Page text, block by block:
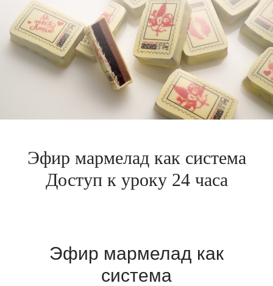
Эфир мармелад как система
Доступ к уроку 24 часа
Эфир мармелад как
система